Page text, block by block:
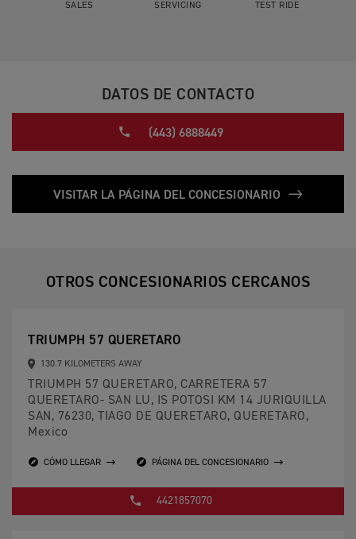
SALES SERVICING TEST RIDE
DATOS DE CONTACTO
(443) 6888449
VISITAR LA PÁGINA DEL CONCESIONARIO
OTROS CONCESIONARIOS CERCANOS
TRIUMPH 57 QUERETARO
130.7 KILOMETERS AWAY
TRIUMPH 57 QUERETARO, CARRETERA 57
QUERETARO- SAN LU, IS POTOSI KM 14 JURIQUILLA
SAN, 76230, TIAGO DE QUERETARO, QUERETARO,
Mexico
CÓMO LLEGAR PÁGINA DEL CONCESIONARIO
4421857070